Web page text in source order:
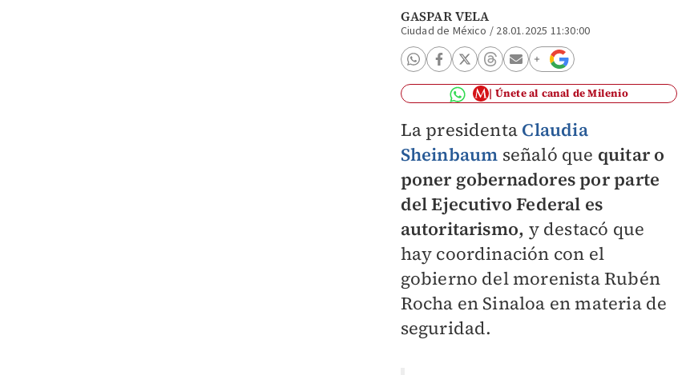
GASPAR VELA
Ciudad de México / 28.01.2025 11:30:00
Únete al canal de Milenio
La presidenta Claudia
Sheinbaum señaló que quitar o
poner gobernadores por parte
del Ejecutivo Federal es
autoritarismo, y destacó que
hay coordinación con el
gobierno del morenista Rubén
Rocha en Sinaloa en materia de
seguridad.